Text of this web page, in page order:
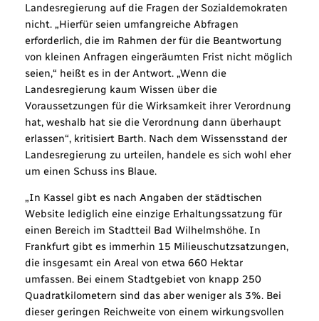
Landesregierung auf die Fragen der Sozialdemokraten
nicht. „Hierfür seien umfangreiche Abfragen
erforderlich, die im Rahmen der für die Beantwortung
von kleinen Anfragen eingeräumten Frist nicht möglich
seien,“ heißt es in der Antwort. „Wenn die
Landesregierung kaum Wissen über die
Voraussetzungen für die Wirksamkeit ihrer Verordnung
hat, weshalb hat sie die Verordnung dann überhaupt
erlassen“, kritisiert Barth. Nach dem Wissensstand der
Landesregierung zu urteilen, handele es sich wohl eher
um einen Schuss ins Blaue.
„In Kassel gibt es nach Angaben der städtischen
Website lediglich eine einzige Erhaltungssatzung für
einen Bereich im Stadtteil Bad Wilhelmshöhe. In
Frankfurt gibt es immerhin 15 Milieuschutzsatzungen,
die insgesamt ein Areal von etwa 660 Hektar
umfassen. Bei einem Stadtgebiet von knapp 250
Quadratkilometern sind das aber weniger als 3%. Bei
dieser geringen Reichweite von einem wirkungsvollen